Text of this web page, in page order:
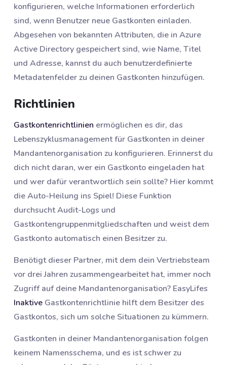
konfigurieren, welche Informationen erforderlich
sind, wenn Benutzer neue Gastkonten einladen.
Abgesehen von bekannten Attributen, die in Azure
Active Directory gespeichert sind, wie Name, Titel
und Adresse, kannst du auch benutzerdefinierte
Metadatenfelder zu deinen Gastkonten hinzufügen.
Richtlinien
Gastkontenrichtlinien ermöglichen es dir, das
Lebenszyklusmanagement für Gastkonten in deiner
Mandantenorganisation zu konfigurieren. Erinnerst du
dich nicht daran, wer ein Gastkonto eingeladen hat
und wer dafür verantwortlich sein sollte? Hier kommt
die Auto-Heilung ins Spiel! Diese Funktion
durchsucht Audit-Logs und
Gastkontengruppenmitgliedschaften und weist dem
Gastkonto automatisch einen Besitzer zu.
Benötigt dieser Partner, mit dem dein Vertriebsteam
vor drei Jahren zusammengearbeitet hat, immer noch
Zugriff auf deine Mandantenorganisation? EasyLifes
Inaktive Gastkontenrichtlinie hilft dem Besitzer des
Gastkontos, sich um solche Situationen zu kümmern.
Gastkonten in deiner Mandantenorganisation folgen
keinem Namensschema, und es ist schwer zu